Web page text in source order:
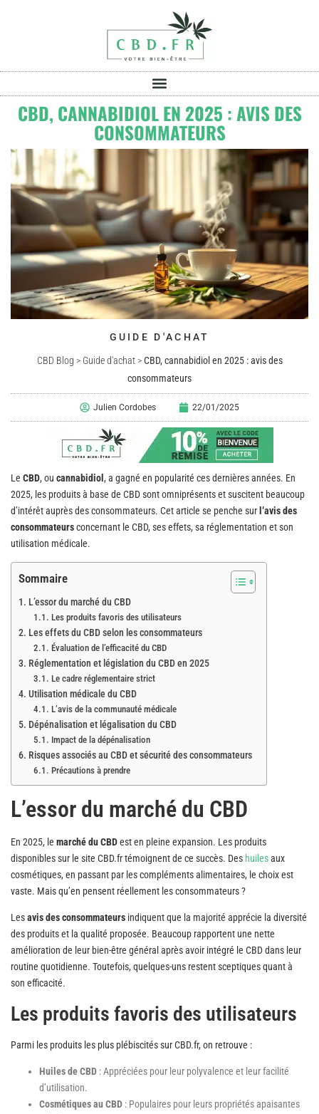
CBD, CANNABIDIOL EN 2025 : AVIS DES
CONSOMMATEURS
GUIDE D'ACHAT
CBD Blog > Guide d'achat>CBD, cannabidiol en 2025 : avis des
consommateurs
Julien Cordobes 22/01/2025
Le CBD, ou cannabidiol , a gagné en popularité ces dernières années. En
2025, les produits à base de CBD sont omniprésents et suscitent beaucoup
d’intérêt auprès des consommateurs. Cet article se penche sur l’avis des
consommateursconcernant le CBD, ses effets, sa réglementation et son
utilisation médicale.
Sommaire
L’essor du marché du CBD
Les produits favoris des utilisateurs
Les effets du CBD selon les consommateurs
Évaluation de l’efficacité du CBD
Réglementation et législation du CBD en 2025
Le cadre réglementaire strict
Utilisation médicale du CBD
L’avis de la communauté médicale
Dépénalisation et légalisation du CBD
Impact de la dépénalisation
Risques associés au CBD et sécurité des consommateurs
Précautions à prendre
L’essor du marché du CBD
En 2025, le marché du CBDest en pleine expansion. Les produits
disponibles sur le site CBD.fr témoignent de ce succès. Des huilesaux
cosmétiques, en passant par les compléments alimentaires, le choix est
vaste. Mais qu’en pensent réellement les consommateurs ?
Lesavis des consommateurs indiquent que la majorité apprécie la diversité
des produits et la qualité proposée. Beaucoup rapportent une nette
amélioration de leur bien-être général après avoir intégré le CBD dans leur
routine quotidienne. Toutefois, quelques-uns restent sceptiques quant à
son efficacité.
Les produits favoris des utilisateurs
Parmi les produits les plus plébiscités sur CBD.fr, on retrouve :
Huiles de CBD : Appréciées pour leur polyvalence et leur facilité
d’utilisation.
Cosmétiques au CBD : Populaires pour leurs propriétés apaisantes